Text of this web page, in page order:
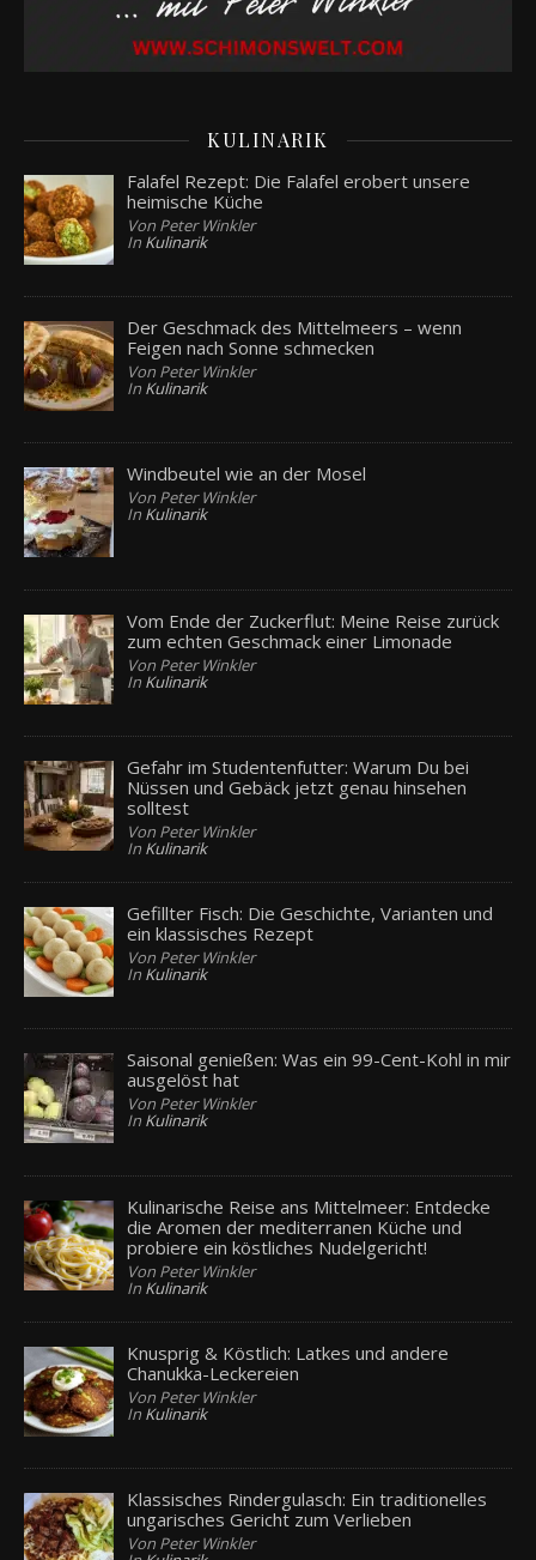
KULINARIK
Falafel Rezept: Die Falafel erobert unsere
heimische Küche
Von Peter Winkler
In Kulinarik
Der Geschmack des Mittelmeers – wenn
Feigen nach Sonne schmecken
Von Peter Winkler
In Kulinarik
Windbeutel wie an der Mosel
Von Peter Winkler
In Kulinarik
Vom Ende der Zuckerflut: Meine Reise zurück
zum echten Geschmack einer Limonade
Von Peter Winkler
In Kulinarik
Gefahr im Studentenfutter: Warum Du bei
Nüssen und Gebäck jetzt genau hinsehen
solltest
Von Peter Winkler
In Kulinarik
Gefillter Fisch: Die Geschichte, Varianten und
ein klassisches Rezept
Von Peter Winkler
In Kulinarik
Saisonal genießen: Was ein 99-Cent-Kohl in mir
ausgelöst hat
Von Peter Winkler
In Kulinarik
Kulinarische Reise ans Mittelmeer: Entdecke
die Aromen der mediterranen Küche und
probiere ein köstliches Nudelgericht!
Von Peter Winkler
In Kulinarik
Knusprig & Köstlich: Latkes und andere
Chanukka-Leckereien
Von Peter Winkler
In Kulinarik
Klassisches Rindergulasch: Ein traditionelles
ungarisches Gericht zum Verlieben
Von Peter Winkler